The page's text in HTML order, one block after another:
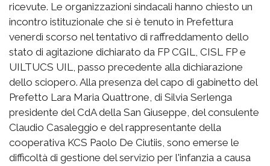
ricevute. Le organizzazioni sindacali hanno chiesto un
incontro istituzionale che si è tenuto in Prefettura
venerdì scorso nel tentativo di raffreddamento dello
stato di agitazione dichiarato da FP CGIL, CISL FP e
UILTUCS UIL, passo precedente alla dichiarazione
dello sciopero. Alla presenza del capo di gabinetto del
Prefetto Lara Maria Quattrone, di Silvia Serlenga
presidente del CdA della San Giuseppe, del consulente
Claudio Casaleggio e del rappresentante della
cooperativa KCS Paolo De Ciutiis, sono emerse le
difficoltà di gestione del servizio per l'infanzia a causa